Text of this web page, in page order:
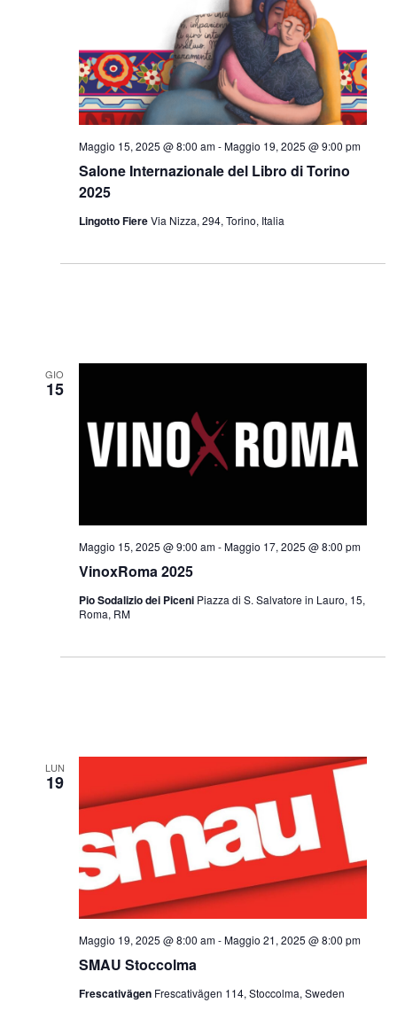
Salone Internazionale del Libro di Torino
2025
Maggio 15, 2025 @ 8:00 am-Maggio 19, 2025 @ 9:00 pm
Lingotto FiereVia Nizza, 294, Torino, Italia
GIO
15
VinoxRoma 2025
Maggio 15, 2025 @ 9:00 am-Maggio 17, 2025 @ 8:00 pm
Pio Sodalizio dei Piceni Piazza di S. Salvatore in Lauro, 15,
Roma, RM
LUN
19
SMAU Stoccolma
Maggio 19, 2025 @ 8:00 am-Maggio 21, 2025 @ 8:00 pm
Frescativägen Frescativägen 114, Stoccolma, Sweden